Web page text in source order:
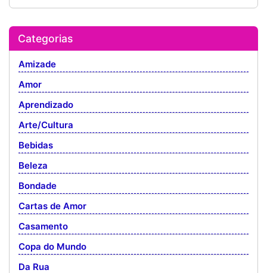
Categorias
Amizade
Amor
Aprendizado
Arte/Cultura
Bebidas
Beleza
Bondade
Cartas de Amor
Casamento
Copa do Mundo
Da Rua